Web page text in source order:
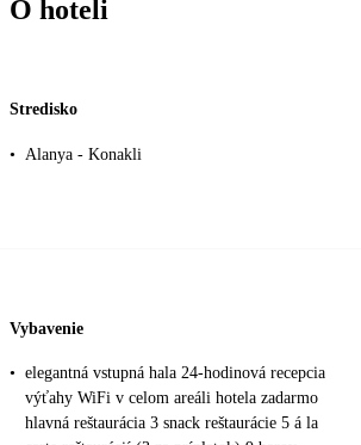
O hoteli
Stredisko
• Alanya - Konakli
Vybavenie
• elegantná vstupná hala 24-hodinová recepcia
výťahy WiFi v celom areáli hotela zadarmo
hlavná reštaurácia 3 snack reštaurácie 5 á la